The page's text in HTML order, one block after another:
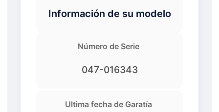
Información de su modelo
Número de Serie
047-016343
Ultima fecha de Garatía